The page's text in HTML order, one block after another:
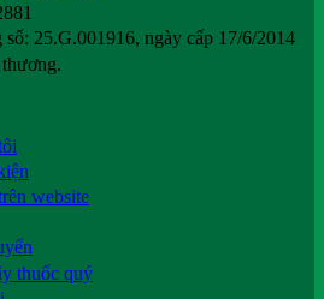
25.G.001916, ngày cấp 17/6/2014
website
thuốc quý